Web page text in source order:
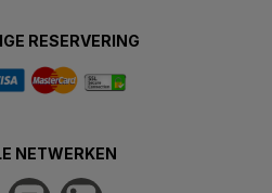
RESERVERING
NETWERKEN